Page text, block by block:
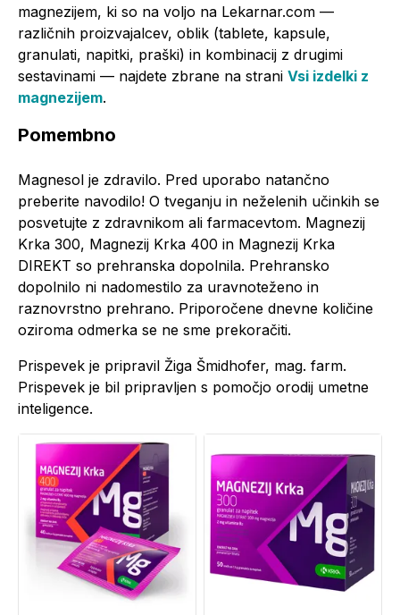
magnezijem, ki so na voljo na Lekarnar.com —
različnih proizvajalcev, oblik (tablete, kapsule,
granulati, napitki, praški) in kombinacij z drugimi
sestavinami — najdete zbrane na strani Vsi izdelki z
magnezijem.
Pomembno
Magnesol je zdravilo. Pred uporabo natančno
preberite navodilo! O tveganju in neželenih učinkih se
posvetujte z zdravnikom ali farmacevtom. Magnezij
Krka 300, Magnezij Krka 400 in Magnezij Krka
DIREKT so prehranska dopolnila. Prehransko
dopolnilo ni nadomestilo za uravnoteženo in
raznovrstno prehrano. Priporočene dnevne količine
oziroma odmerka se ne sme prekoračiti.
Prispevek je pripravil Žiga Šmidhofer, mag. farm.
Prispevek je bil pripravljen s pomočjo orodij umetne
inteligence.